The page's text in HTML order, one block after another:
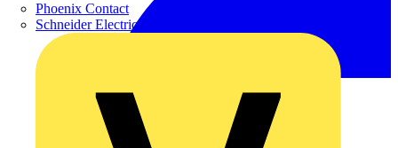
Phoenix Contact
Schneider Electric